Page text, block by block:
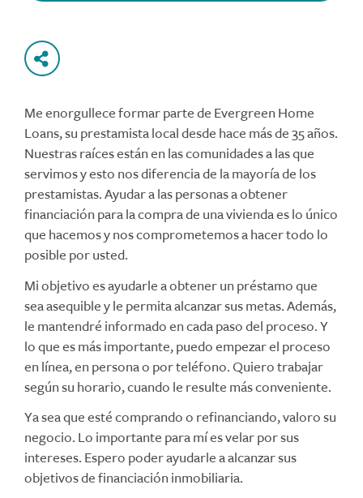
Me enorgullece formar parte de Evergreen Home
Loans, su prestamista local desde hace más de 35 años.
Nuestras raíces están en las comunidades a las que
servimos y esto nos diferencia de la mayoría de los
prestamistas. Ayudar a las personas a obtener
financiación para la compra de una vivienda es lo único
que hacemos y nos comprometemos a hacer todo lo
posible por usted.
Mi objetivo es ayudarle a obtener un préstamo que
sea asequible y le permita alcanzar sus metas. Además,
le mantendré informado en cada paso del proceso. Y
lo que es más importante, puedo empezar el proceso
en línea, en persona o por teléfono. Quiero trabajar
según su horario, cuando le resulte más conveniente.
Ya sea que esté comprando o refinanciando, valoro su
negocio. Lo importante para mí es velar por sus
intereses. Espero poder ayudarle a alcanzar sus
objetivos de financiación inmobiliaria.